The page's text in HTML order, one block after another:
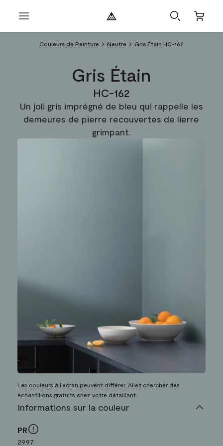
Couleurs de Peinture Neutre Gris Étain HC-162
Gris Étain
HC-162
Un joli gris imprégné de bleu qui rappelle les
demeures de pierre recouvertes de lierre
grimpant.
Les couleurs à l’écran peuvent différer. Allez chercher des
échantillons gratuits chez votre détaillant
Informations sur la couleur
PR
29.97